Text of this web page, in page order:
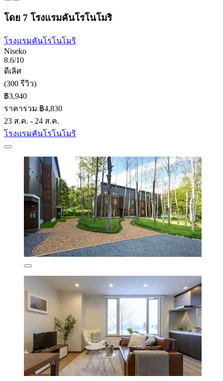
โดย 7 โรงแรมคันโรโนโมริ
โรงแรมคันโรโนโมริ
Niseko
8.6/10
ดีเลิศ
(300 รีวิว)
฿3,940
ราคารวม ฿4,830
23 ส.ค. - 24 ส.ค.
โรงแรมคันโรโนโมริ